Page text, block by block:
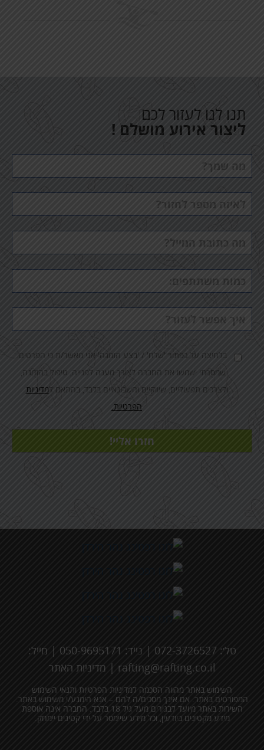
תנו לנו לעזור לכם
ליצור אירוע מושלם !
מלא
טלפון
משתתפים
בלחיצה על כפתור 'שלח' / 'בצע הזמנה' אני מאשר/ת כי הפרטים
שמסרתי ישמשו את החברה לצורך מענה לפנייה, טיפול בהזמנה,
ולצרכים תפעוליים, שיווקיים וחשבונאיים בלבד, בהתאם ל מדיניות
הפרטיות.
טל׳: 072-3726527 | נייד: 050-9695171 | מייל:
rafting@rafting.co.il
| מדיניות האתר
השימוש באתר מהווה הסכמה למדיניות הפרטיות ותנאי השימוש
המפורטים באתר. אם אינך מסכים/ה להם – אנא הימנע/י משימוש באתר.
השירות באתר מיועד לבגירים מעל גיל 18 בלבד. החברה אינה אוספת
מידע מקטינים ביודעין, וכל מידע שיימסר על ידי קטינים יימחק.